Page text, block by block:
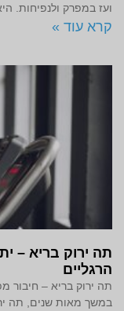
ועז במפרק ולנפיחות.
קרא עוד »
תה ירוק בריא –
הרגליים
תה ירוק בריא – חיבור
במשך מאות שנים, תה